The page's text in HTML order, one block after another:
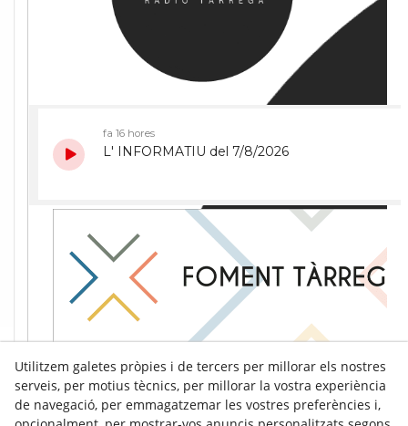
Utilitzem galetes pròpies i de tercers per millorar els nostres
serveis, per motius tècnics, per millorar la vostra experiència
de navegació, per emmagatzemar les vostres preferències i,